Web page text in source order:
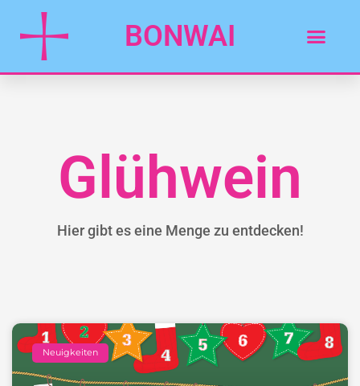
BONWAI
Glühwein
Hier gibt es eine Menge zu entdecken!
Neuigkeiten